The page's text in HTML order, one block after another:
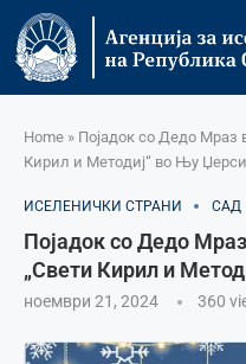
Home » Појадок со Дедо Мраз
Кирил и Методиј“ во Њу Џерси
ИСЕЛЕНИЧКИ СТРАНИ САД
Појадок со Дедо
„Свети Кирил и
ноември 21, 2024 360